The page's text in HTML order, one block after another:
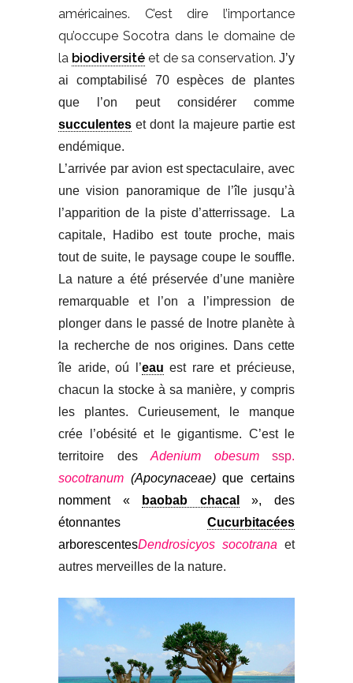
américaines. C’est dire l’importance
qu’occupe Socotra dans le domaine de
la biodiversité et de sa conservation. J’y
ai comptabilisé 70 espèces de plantes
que l’on peut considérer comme
succulentes et dont la majeure partie est
endémique.
L’arrivée par avion est spectaculaire, avec
une vision panoramique de l’île jusqu’à
l’apparition de la piste d’atterrissage. La
capitale, Hadibo est toute proche, mais
tout de suite, le paysage coupe le souffle.
La nature a été préservée d’une manière
remarquable et l’on a l’impression de
plonger dans le passé de lnotre planète à
la recherche de nos origines. Dans cette
île aride, oú l’eau est rare et précieuse,
chacun la stocke à sa manière, y compris
les plantes. Curieusement, le manque
crée l’obésité et le gigantisme. C’est le
territoire des Adenium obesumssp.
socotranum (Apocynaceae)que certains
nomment «
baobab chacal »,des
étonnantes Cucurbitacées
arborescentesDendrosicyos socotrana et
autres merveilles de la nature.